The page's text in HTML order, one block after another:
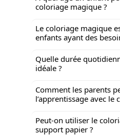
coloriage magique ?
Le coloriage magique
enfants ayant des
Quelle durée
idéale ?
Comment les parents
l’apprentissage avec le
Peut-on utiliser le
support papier ?